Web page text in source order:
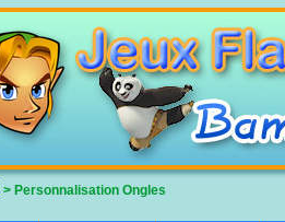
> Personnalisation Ongles